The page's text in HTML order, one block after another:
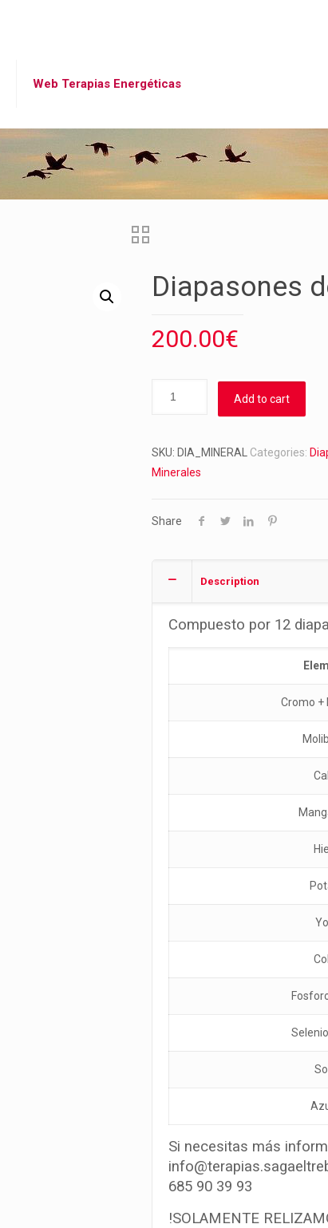
Web Terapias Energéticas
Diapasones
200.00€
Add to cart
SKU: DIA_MINERAL Categories:
Minerales
Share
Description
Compuesto por 12
Cromo +
Si necesitas más
685 90 39 93
!SOLAMENTE